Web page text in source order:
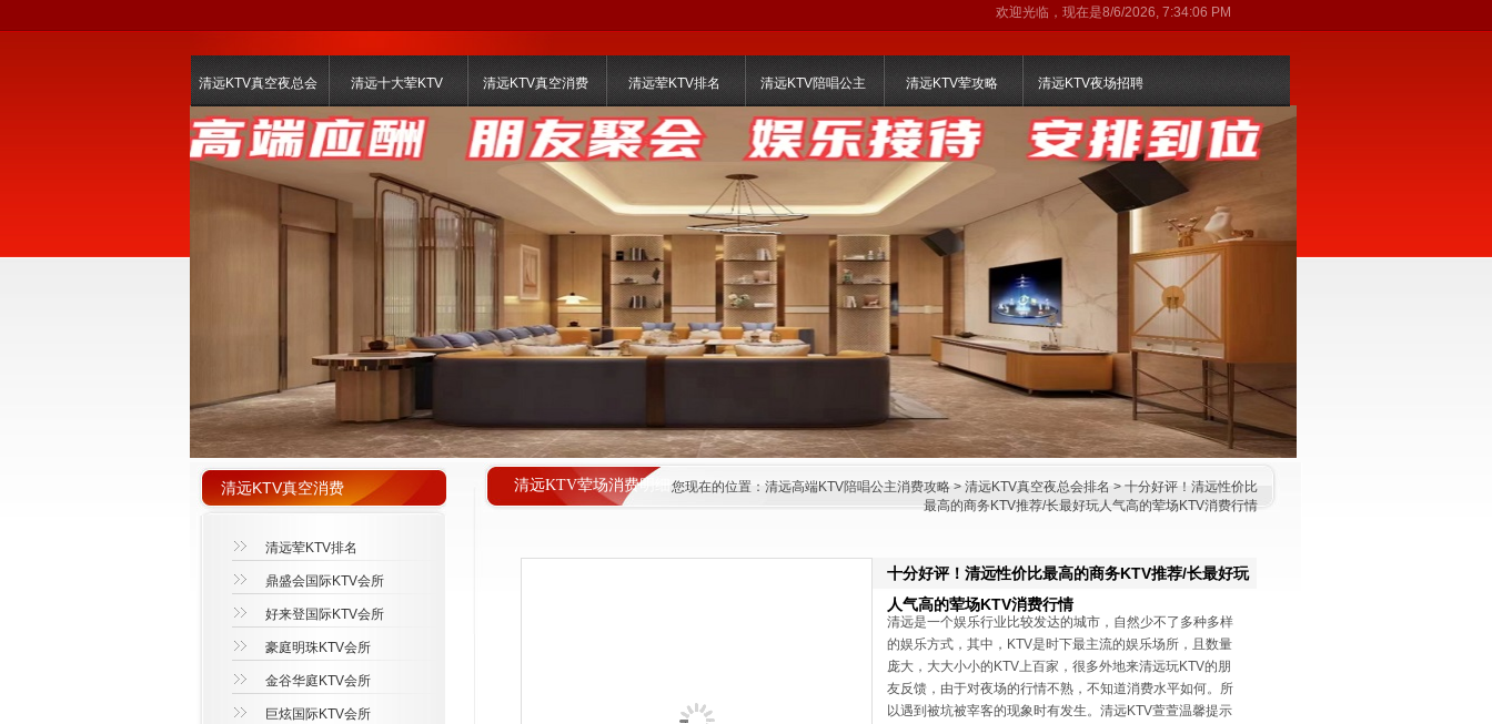
欢迎光临，现在是8/6/2026, 7:34:07 PM
清远KTV真空夜总会 清远十大荤KTV 清远KTV真空消费 清远荤KTV排名 清远KTV陪唱公主 清远KTV荤攻略 清远KTV夜场招聘
清远KTV荤场消费明细 您现在的位置： 清远高端KTV陪唱公主消费攻略 > 清远KTV真空夜总会排名 > 十分好评！清远性价比
最高的商务KTV推荐/长最好玩人气高的荤场KTV消费行情
清远KTV真空消费
清远荤KTV排名
鼎盛会国际KTV会所
好来登国际KTV会所
豪庭明珠KTV会所
金谷华庭KTV会所
巨炫国际KTV会所
十分好评！清远性价比最高的商务KTV推荐/长最好玩
人气高的荤场KTV消费行情
清远是一个娱乐行业比较发达的城市，自然少不了多种多样
的娱乐方式，其中，KTV是时下最主流的娱乐场所，且数量
庞大，大大小小的KTV上百家，很多外地来清远玩KTV的朋
友反馈，由于对夜场的行情不熟，不知道消费水平如何。所
以遇到被坑被宰客的现象时有发生。清远KTV萱萱温馨提示